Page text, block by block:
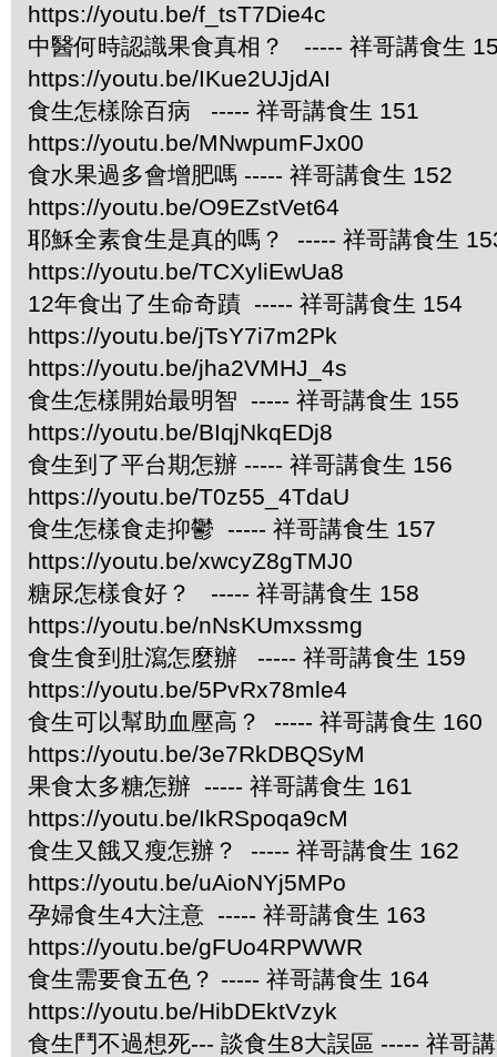
https://youtu.be/f_tsT7Die4c
中醫何時認識果食真相？ ----- 祥哥講食生
https://youtu.be/IKue2UJjdAI
食生怎樣除百病 ----- 祥哥講食生 151
https://youtu.be/MNwpumFJx00
食水果過多會增肥嗎 ----- 祥哥講食生 152
https://youtu.be/O9EZstVet64
耶穌全素食生是真的嗎？ ----- 祥哥講食生
https://youtu.be/TCXyliEwUa8
12年食出了生命奇蹟 ----- 祥哥講食生 154
https://youtu.be/jTsY7i7m2Pk
https://youtu.be/jha2VMHJ_4s
食生怎樣開始最明智 ----- 祥哥講食生 155
https://youtu.be/BIqjNkqEDj8
食生到了平台期怎辦 ----- 祥哥講食生 156
https://youtu.be/T0z55_4TdaU
食生怎樣食走抑鬱 ----- 祥哥講食生 157
https://youtu.be/xwcyZ8gTMJ0
糖尿怎樣食好？ ----- 祥哥講食生 158
https://youtu.be/nNsKUmxssmg
食生食到肚瀉怎麼辦 ----- 祥哥講食生 159
https://youtu.be/5PvRx78mle4
食生可以幫助血壓高？ ----- 祥哥講食生 160
https://youtu.be/3e7RkDBQSyM
果食太多糖怎辦 ----- 祥哥講食生 161
https://youtu.be/IkRSpoqa9cM
食生又餓又瘦怎辦？ ----- 祥哥講食生 162
https://youtu.be/uAioNYj5MPo
孕婦食生4大注意 ----- 祥哥講食生 163
https://youtu.be/gFUo4RPWWR
食生需要食五色？ ----- 祥哥講食生 164
https://youtu.be/HibDEktVzyk
食生鬥不過想死--- 談食生8大誤區 ----- 祥哥